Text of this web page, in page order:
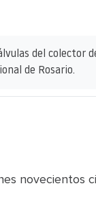
del colector
de Rosario.
novecientos